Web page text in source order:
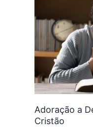
Adoração a
Cristão